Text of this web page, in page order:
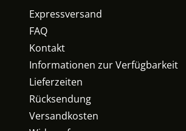
Expressversand
FAQ
Kontakt
Informationen zur Verfügbarkeit
Lieferzeiten
Rücksendung
Versandkosten